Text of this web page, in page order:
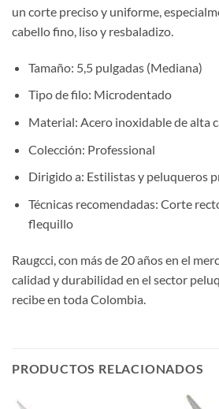
un corte preciso y uniforme,
cabello fino, liso y resbaladizo.
Tamaño: 5,5 pulgadas (Mediana)
Tipo de filo: Microdentado
Material: Acero inoxidable de alta
Colección: Professional
Dirigido a: Estilistas y peluqueros
Técnicas recomendadas: Corte
flequillo
Raugcci, con más de 20 años en el
calidad y durabilidad en el sector
recibe en toda Colombia.
PRODUCTOS RELACIONADOS